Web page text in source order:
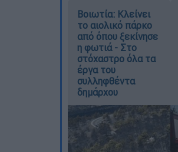
Βοιωτία: Κλείνει
το αιολικό πάρκο
από όπου ξεκίνησε
η φωτιά - Στο
στόχαστρο όλα τα
έργα του
συλληφθέντα
δημάρχου